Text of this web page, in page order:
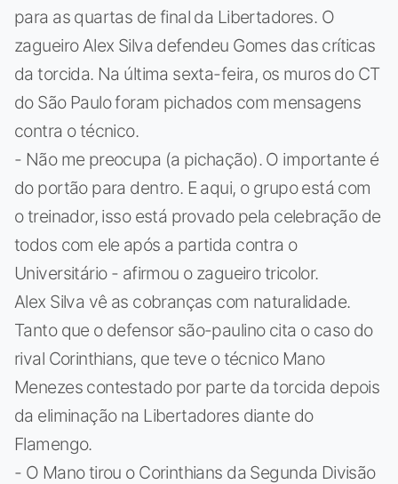
para as quartas de final da Libertadores. O
zagueiro Alex Silva defendeu Gomes das críticas
da torcida. Na última sexta-feira, os muros do CT
do São Paulo foram pichados com mensagens
contra o técnico.
- Não me preocupa (a pichação). O importante é
do portão para dentro. E aqui, o grupo está com
o treinador, isso está provado pela celebração de
todos com ele após a partida contra o
Universitário - afirmou o zagueiro tricolor.
Alex Silva vê as cobranças com naturalidade.
Tanto que o defensor são-paulino cita o caso do
rival Corinthians, que teve o técnico Mano
Menezes contestado por parte da torcida depois
da eliminação na Libertadores diante do
Flamengo.
- O Mano tirou o Corinthians da Segunda Divisão